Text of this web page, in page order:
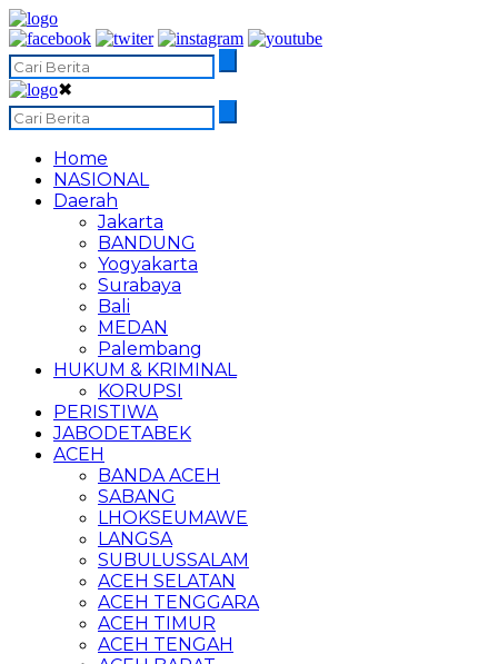
✖
Home
NASIONAL
Daerah
Jakarta
BANDUNG
Yogyakarta
Surabaya
Bali
MEDAN
Palembang
HUKUM & KRIMINAL
KORUPSI
PERISTIWA
JABODETABEK
ACEH
BANDA ACEH
SABANG
LHOKSEUMAWE
LANGSA
SUBULUSSALAM
ACEH SELATAN
ACEH TENGGARA
ACEH TIMUR
ACEH TENGAH